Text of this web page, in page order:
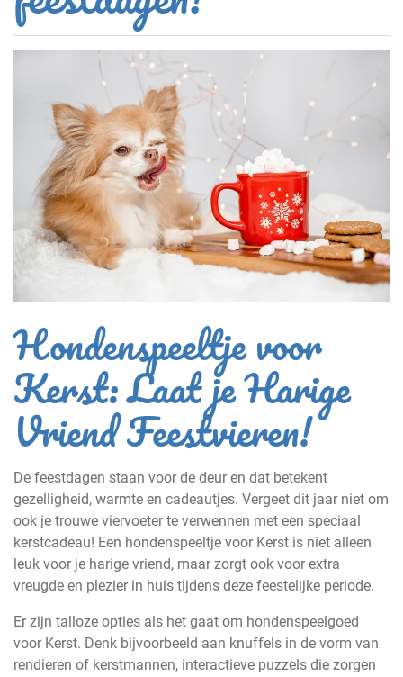
Hondenspeeltje voor
Kerst: Laat je Harige
Vriend Feestvieren!
De feestdagen staan voor de deur en dat betekent
gezelligheid, warmte en cadeautjes. Vergeet dit jaar niet om
ook je trouwe viervoeter te verwennen met een speciaal
kerstcadeau! Een hondenspeeltje voor Kerst is niet alleen
leuk voor je harige vriend, maar zorgt ook voor extra
vreugde en plezier in huis tijdens deze feestelijke periode.
Er zijn talloze opties als het gaat om hondenspeelgoed
voor Kerst. Denk bijvoorbeeld aan knuffels in de vorm van
rendieren of kerstmannen, interactieve puzzels die zorgen